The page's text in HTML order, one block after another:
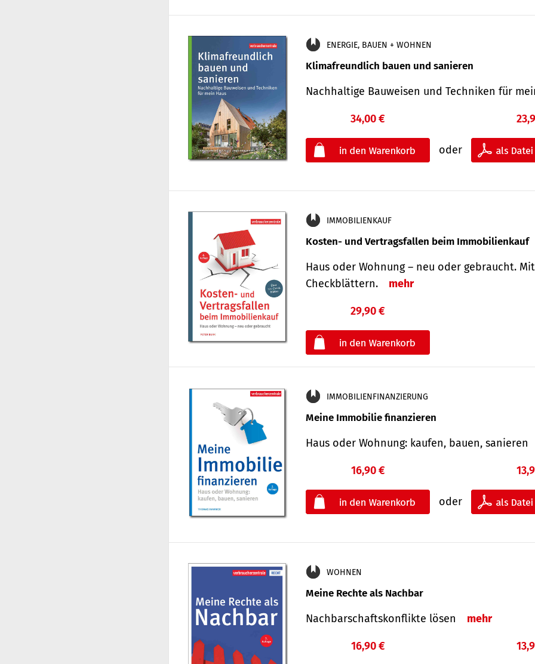
ENERGIE, BAUEN + WOHNEN
Klimafreundlich bauen und sanieren
Nachhaltige Bauweisen und Techniken für
34,00 €
oder
IMMOBILIENKAUF
Kosten- und Vertragsfallen beim Immobilienkauf
Haus oder Wohnung – neu oder gebraucht.
Check­blättern.
mehr
29,90 €
IMMOBILIENFINANZIERUNG
Meine Immobilie finanzieren
Haus oder Wohnung: kaufen, bauen, sanieren
16,90 €
oder
WOHNEN
Meine Rechte als Nachbar
Nach­bar­schafts­konflikte lösen mehr
16,90 €